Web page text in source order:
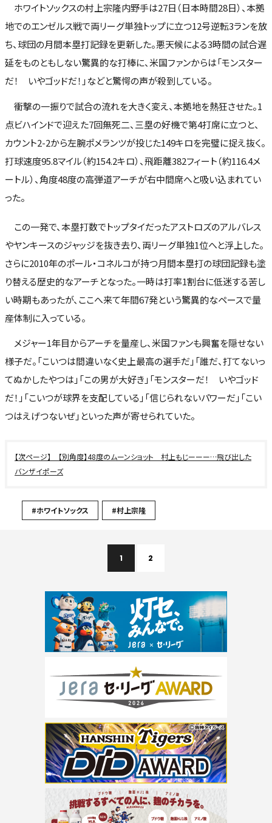
ホワイトソックスの村上宗隆内野手は27日（日本時間28日）、本拠
地でのエンゼルス戦で両リーグ単独トップに立つ12号逆転3ランを放
ち、球団の月間本塁打記録を更新した。悪天候による3時間の試合遅
延をものともしない驚異的な打棒に、米国ファンからは「モンスター
だ！ いやゴッドだ！」などと驚愕の声が殺到している。
衝撃の一振りで試合の流れを大きく変え、本拠地を熱狂させた。1
点ビハインドで迎えた7回無死二、三塁の好機で第4打席に立つと、
カウント2-2から左腕ポメランツが投じた149キロを完璧に捉え抜く。
打球速度95.8マイル（約154.2キロ）、飛距離382フィート（約116.4メ
ートル）、角度48度の高弾道アーチが右中間席へと吸い込まれてい
った。
この一発で、本塁打数でトップタイだったアストロズのアルバレス
やヤンキースのジャッジを抜き去り、両リーグ単独1位へと浮上した。
さらに2010年のポール・コネルコが持つ月間本塁打の球団記録も塗
り替える歴史的なアーチとなった。一時は打率1割台に低迷する苦し
い時期もあったが、ここへ来て年間67発という驚異的なペースで量
産体制に入っている。
メジャー1年目からアーチを量産し、米国ファンも興奮を隠せない
様子だ。「こいつは間違いなく史上最高の選手だ」「誰だ、打てないっ
てぬかしたやつは」「この男が大好き」「モンスターだ！ いやゴッド
だ！」「こいつが球界を支配している」「信じられないパワーだ」「こい
つはえげつないぜ」といった声が寄せられていた。
【別角度】48度のムーンショット 村上もじーーー…飛び出した
バンザイポーズ
#ホワイトソックス #村上宗隆
1 2